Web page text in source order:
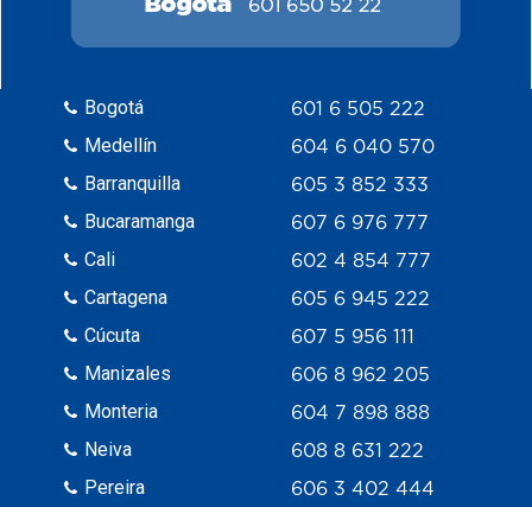
Bogotá
Medellín
Barranquilla
Bucaramanga
Cali
Cartagena
Cúcuta
Manizales
Monteria
Neiva
Pereira
601 6 505 222
604 6 040 570
605 3 852 333
607 6 976 777
602 4 854 777
605 6 945 222
607 5 956 111
606 8 962 205
604 7 898 888
608 8 631 222
606 3 402 444